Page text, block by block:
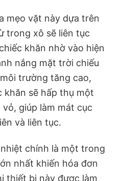
mẹo vặt này dựa trên
trong xô sẽ liên tục
khăn nhờ vào hiện
nắng mặt trời chiếu
trường tăng cao,
khăn sẽ hấp thụ một
giúp làm mát cục
và liên tục.
chính là một trong
nhất khiến hóa đơn
thiết bị này được làm